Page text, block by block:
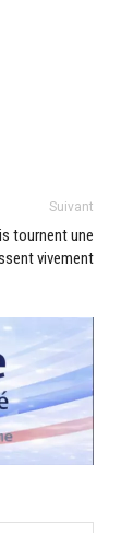
Suivant
tournent une
vivement